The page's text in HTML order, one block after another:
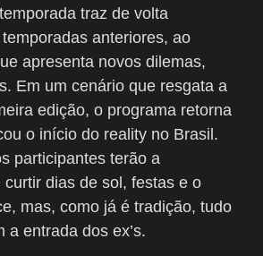
traz de volta
anteriores, ao
apresenta novos dilemas,
Em um cenário que resgata a
edição, o programa retorna
o início do reality no Brasil.
participantes terão a
dias de sol, festas e o
mas, como já é tradição, tudo
a entrada dos ex’s.